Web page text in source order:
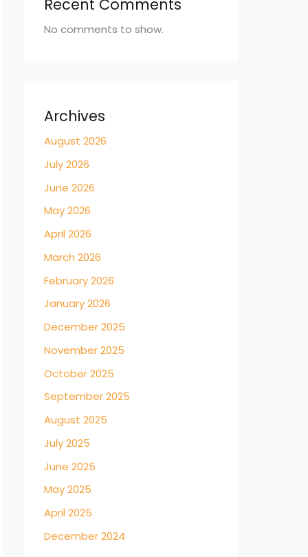
Recent Comments
No comments to show.
Archives
August 2026
July 2026
June 2026
May 2026
April 2026
March 2026
February 2026
January 2026
December 2025
November 2025
October 2025
September 2025
August 2025
July 2025
June 2025
May 2025
April 2025
December 2024